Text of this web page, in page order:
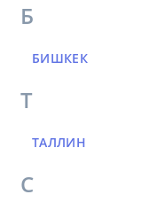
Б
БИШКЕК
Т
ТАЛЛИН
С